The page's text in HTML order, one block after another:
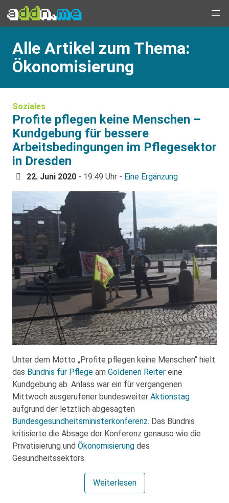
Alle Artikel zum Thema:
Ökonomisierung
Soziales
Profite pflegen keine Menschen –
Kundgebung für bessere
Arbeitsbedingungen im Pflegesektor
in Dresden
22. Juni 2020 - 19:49 Uhr - Eine Ergänzung
Unter dem Motto „Profite pflegen keine Menschen“ hielt
das Bündnis für Pflege am Goldenen Reiter eine
Kundgebung ab. Anlass war ein für vergangenen
Mittwoch ausgerufener bundesweiter Aktionstag
aufgrund der letztlich abgesagten
Bundesgesundheitsministerkonferenz. Das Bündnis
kritisierte die Absage der Konferenz genauso wie die
Privatisierung und Ökonomisierung des
Gesundheitssektors.
Weiterlesen